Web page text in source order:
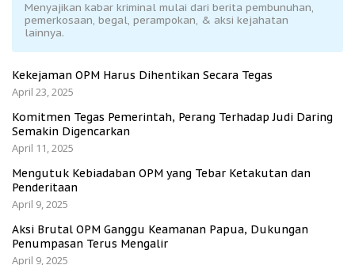
Menyajikan kabar kriminal mulai dari berita pembunuhan,
pemerkosaan, begal, perampokan, & aksi kejahatan
lainnya.
Kekejaman OPM Harus Dihentikan Secara Tegas
April 23, 2025
Komitmen Tegas Pemerintah, Perang Terhadap Judi Daring
Semakin Digencarkan
April 11, 2025
Mengutuk Kebiadaban OPM yang Tebar Ketakutan dan
Penderitaan
April 9, 2025
Aksi Brutal OPM Ganggu Keamanan Papua, Dukungan
Penumpasan Terus Mengalir
April 9, 2025